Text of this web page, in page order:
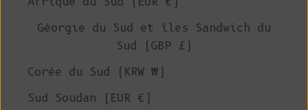
Géorgie du Sud et îles Sandwich du
Sud (GBP £)
Corée du Sud (KRW ₩)
Sud Soudan (EUR €)